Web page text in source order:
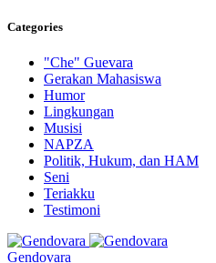
Categories
"Che" Guevara
Gerakan Mahasiswa
Humor
Lingkungan
Musisi
NAPZA
Politik, Hukum, dan HAM
Seni
Teriakku
Testimoni
Gendovara